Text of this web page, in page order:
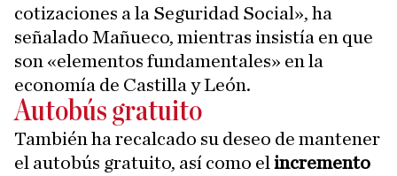
cotizaciones a la Seguridad Social», ha
señalado Mañueco, mientras insistía en que
son «elementos fundamentales» en la
economía de Castilla y León.
Autobús gratuito
También ha recalcado su deseo de mantener
el autobús gratuito, así como el incremento